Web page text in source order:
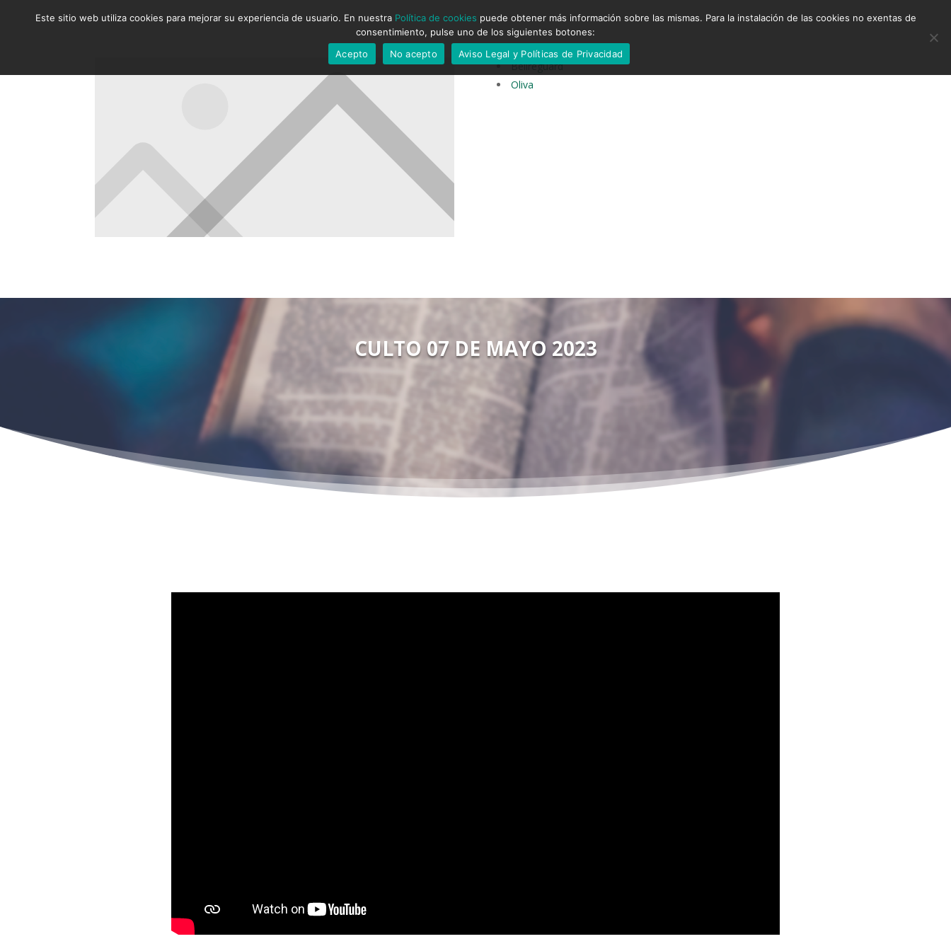
Bellreguard
Oliva
CULTO 07 DE MAYO 2023
Este sitio web utiliza cookies para mejorar su experiencia de usuario. En nuestra Política de cookies puede obtener más información sobre las mismas. Para la instalación de las cookies no exentas de
consentimiento, pulse uno de los siguientes botones:
Acepto
No acepto Aviso Legal y Políticas de Privacidad